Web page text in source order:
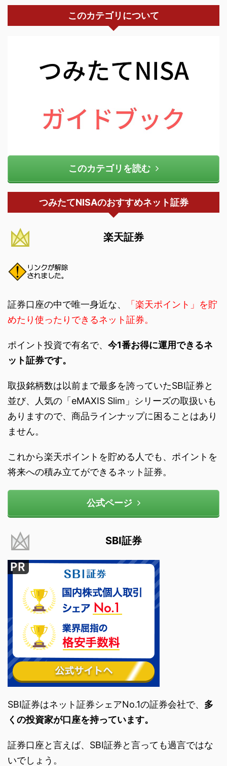
このカテゴリについて
このカテゴリを読む
つみたてNISAのおすすめネット証券
楽天証券
証券口座の中で唯一身近な、
「楽天ポイント」を貯
めたり使ったりできるネット証券。
ポイント投資で有名で、 今1番お得に運用できるネ
ット証券です。
取扱銘柄数は以前まで最多を誇っていたSBI証券と
並び、人気の「eMAXIS Slim」シリーズの取扱いも
ありますので、商品ラインナップに困ることはあり
ません。
これから楽天ポイントを貯める人でも、ポイントを
将来への積み立てができるネット証券。
公式ページ
SBI証券
SBI証券はネット証券シェアNo.1の証券会社で、 多
くの投資家が口座を持っています。
証券口座と言えば、SBI証券と言っても過言ではな
いでしょう。